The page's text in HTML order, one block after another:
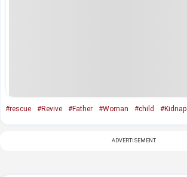
#rescue #Revive #Father #Woman #child #Kidnap
ADVERTISEMENT